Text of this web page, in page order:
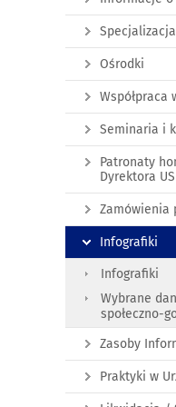
Ośrodki
Współpraca
Seminaria i
Patronaty
Dyrektora US
Zamówienia
Infografiki
Infografiki
Wybrane
społeczno-
Zasoby
Praktyki w